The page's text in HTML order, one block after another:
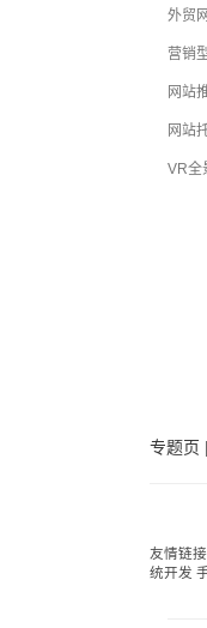
外贸
营销
网站
网站
VR全
专题页 |
友情链接
统开发